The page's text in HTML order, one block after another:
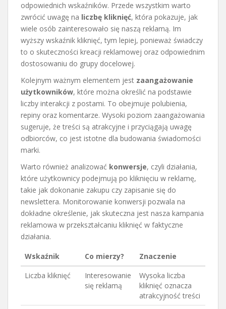
odpowiednich wskaźników. Przede wszystkim warto
zwrócić uwagę na liczbę kliknięć, która pokazuje, jak
wiele osób zainteresowało się naszą reklamą. Im
wyższy wskaźnik kliknięć, tym lepiej, ponieważ świadczy
to o skuteczności kreacji reklamowej oraz odpowiednim
dostosowaniu do grupy docelowej.
Kolejnym ważnym elementem jest zaangażowanie
użytkowników, które można określić na podstawie
liczby interakcji z postami. To obejmuje polubienia,
repiny oraz komentarze. Wysoki poziom zaangażowania
sugeruje, że treści są atrakcyjne i przyciągają uwagę
odbiorców, co jest istotne dla budowania świadomości
marki.
Warto również analizować konwersje, czyli działania,
które użytkownicy podejmują po kliknięciu w reklamę,
takie jak dokonanie zakupu czy zapisanie się do
newslettera. Monitorowanie konwersji pozwala na
dokładne określenie, jak skuteczna jest nasza kampania
reklamowa w przekształcaniu kliknięć w faktyczne
działania.
Wskaźnik Co mierzy?
Znaczenie
Liczba kliknięć
Interesowanie
się reklamą
Wysoka liczba
kliknięć oznacza
atrakcyjność treści